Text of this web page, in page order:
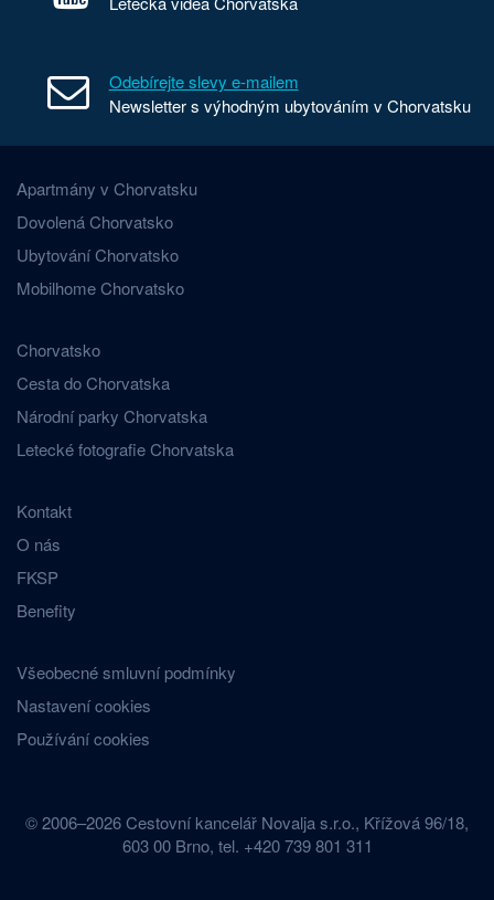
Odebírejte slevy e-mailem
Newsletter s výhodným ubytováním v Chorvatsku
Apartmány v Chorvatsku
Dovolená Chorvatsko
Ubytování Chorvatsko
Mobilhome Chorvatsko
Chorvatsko
Cesta do Chorvatska
Národní parky Chorvatska
Letecké fotografie Chorvatska
Kontakt
O nás
FKSP
Benefity
Všeobecné smluvní podmínky
Nastavení cookies
Používání cookies
© 2006–2026 Cestovní kancelář Novalja s.r.o., Křížová 96/18,
603 00 Brno, tel. +420 739 801 311